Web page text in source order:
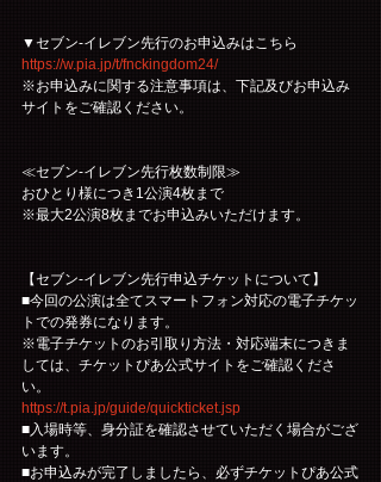
▼セブン-イレブン先行のお申込みはこちら
https://w.pia.jp/t/fnckingdom24/
※お申込みに関する注意事項は、下記及びお申込み
サイトをご確認ください。
≪セブン-イレブン先行枚数制限≫
おひとり様につき1公演4枚まで
※最大2公演8枚までお申込みいただけます。
【セブン-イレブン先行申込チケットについて】
■今回の公演は全てスマートフォン対応の電子チケッ
トでの発券になります。
※電子チケットのお引取り方法・対応端末につきま
しては、チケットぴあ公式サイトをご確認くださ
い。
https://t.pia.jp/guide/quickticket.jsp
■入場時等、身分証を確認させていただく場合がござ
います。
■お申込みが完了しましたら、必ずチケットぴあ公式